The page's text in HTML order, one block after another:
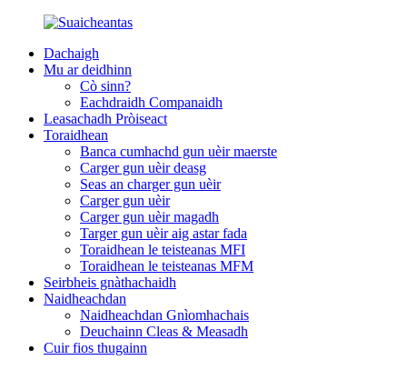
Dachaigh
Mu ar deidhinn
Cò sinn?
Eachdraidh Companaidh
Leasachadh Pròiseact
Toraidhean
Banca cumhachd gun uèir maerste
Carger gun uèir deasg
Seas an charger gun uèir
Carger gun uèir
Carger gun uèir magadh
Targer gun uèir aig astar fada
Toraidhean le teisteanas MFI
Toraidhean le teisteanas MFM
Seirbheis gnàthachaidh
Naidheachdan
Naidheachdan Gnìomhachais
Deuchainn Cleas & Measadh
Cuir fios thugainn